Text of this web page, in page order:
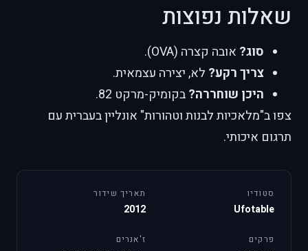
שאלות נפוצות
סוג? אובה קצרה (OVA).
צריך רקע? לא, יצירה עצמאית.
היכן שוחררה?בקומיק-מרקט 82.
צפו ב"מלאכיות לבנות וטהורות" אונליין בעברית עם
תרגום איכותי.
סטודיו
Ufotable
תאריך שידור
2012
פרקים ז'אנרים